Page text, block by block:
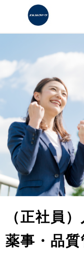
（正社員
薬事・品